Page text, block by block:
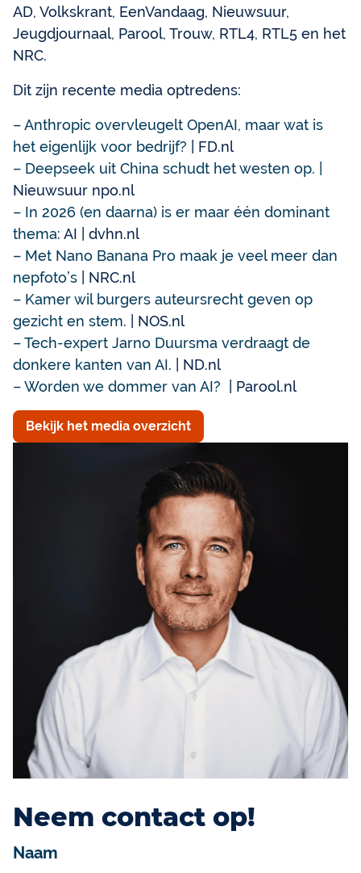
AD, Volkskrant, EenVandaag, Nieuwsuur,
Jeugdjournaal, Parool, Trouw, RTL4, RTL5 en het
NRC.
Dit zijn recente media optredens:
– Anthropic overvleugelt OpenAI, maar wat is
het eigenlijk voor bedrijf? | FD.nl
– Deepseek uit China schudt het westen op. |
Nieuwsuur npo.nl
– In 2026 (en daarna) is er maar één dominant
thema: AI | dvhn.nl
– Met Nano Banana Pro maak je veel meer dan
nepfoto’s | NRC.nl
– Kamer wil burgers auteursrecht geven op
gezicht en stem. | NOS.nl
– Tech-expert Jarno Duursma verdraagt de
donkere kanten van AI. | ND.nl
– Worden we dommer van AI?
| Parool.nl
Bekijk het media overzicht
Neem contact op!
Naam